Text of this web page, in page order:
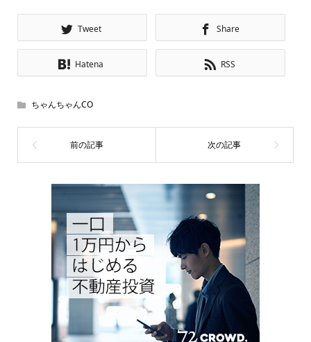
Tweet Share
Hatena RSS
ちゃんちゃんCO